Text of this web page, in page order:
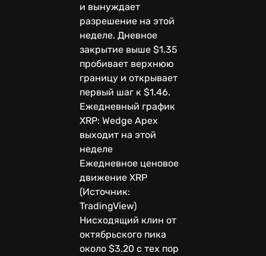
и вынуждает
разрешение на этой
неделе. Дневное
закрытие выше $1.35
пробивает верхнюю
границу и открывает
первый шаг к $1.46.
Ежедневный график
XRP: Wedge Apex
выходит на этой
неделе
Ежедневное ценовое
движение XRP
(Источник:
TradingView)
Нисходящий клин от
октябрьского пика
около $3.20 с тех пор